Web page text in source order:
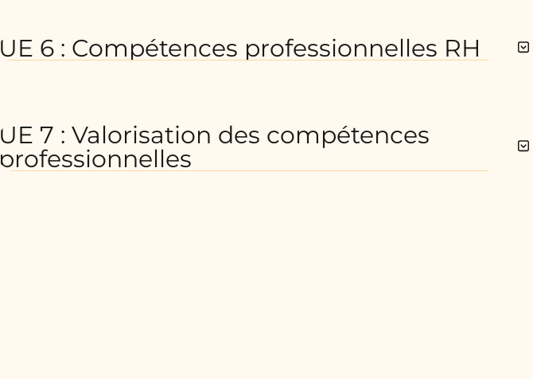
UE 6 : Compétences professionnelles RH
UE 7 : Valorisation des compétences
professionnelles